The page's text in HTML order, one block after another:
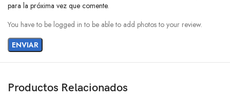
para la próxima vez que comente.
You have to be logged in to be able to add photos to your review.
Productos Relacionados